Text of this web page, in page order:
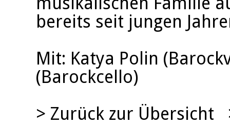
bereits seit jungen
Mit: Katya Polin
(Barockcello)
> Zurück zur Übersicht